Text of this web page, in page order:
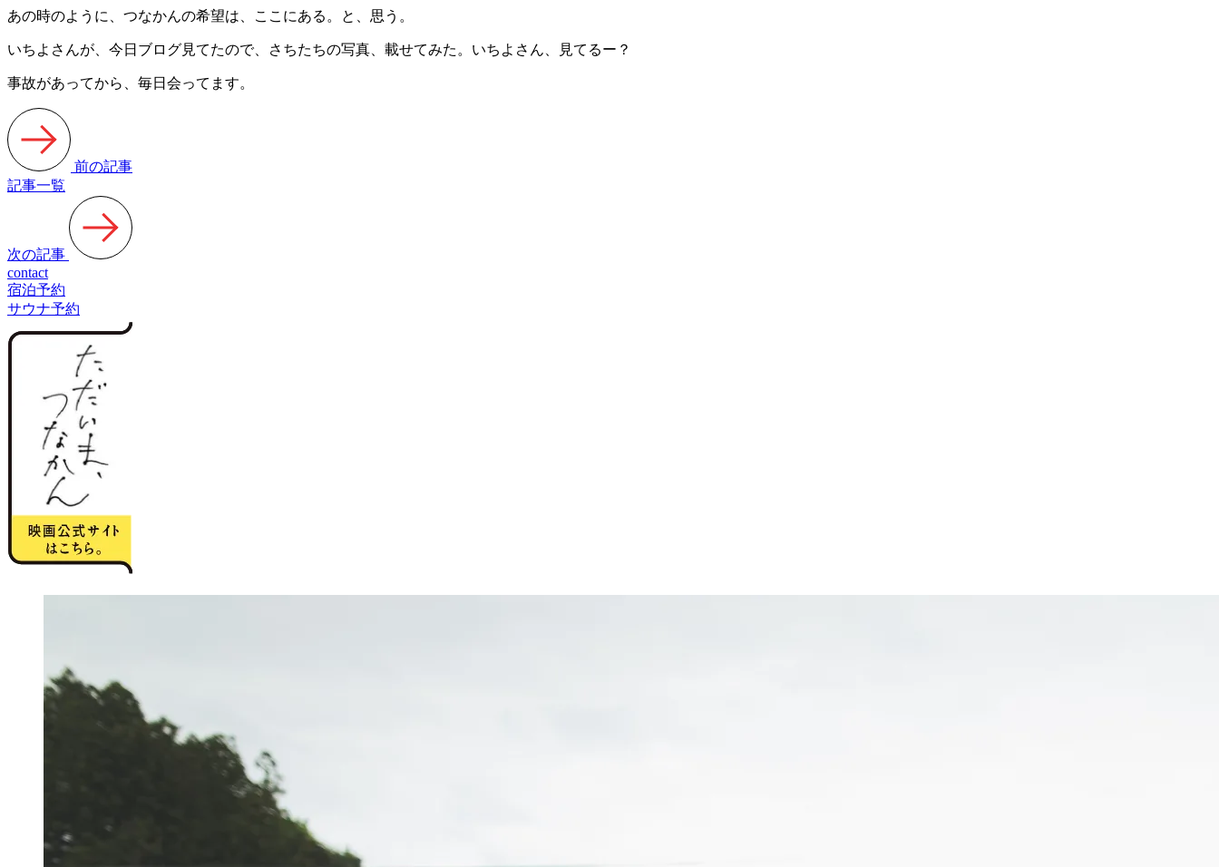
あの時のように、つなかんの希望は、ここにある。と、思う。
いちよさんが、今日ブログ見てたので、さちたちの写真、載せてみた。いちよさん、見てるー？
事故があってから、毎日会ってます。
前の記事
記事一覧
次の記事
contact
宿泊予約
サウナ予約